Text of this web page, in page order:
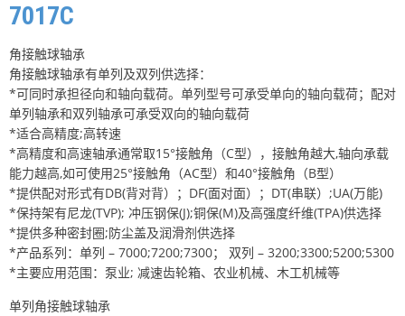
7017C
角接触球轴承
角接触球轴承有单列及双列供选择：
*可同时承担径向和轴向载荷。单列型号可承受单向的轴向载荷；配对
单列轴承和双列轴承可承受双向的轴向载荷
*适合高精度;高转速
*高精度和高速轴承通常取15°接触角（C型），接触角越大,轴向承载
能力越高,如可使用25°接触角（AC型）和40°接触角（B型）
*提供配对形式有DB(背对背）；DF(面对面）；DT(串联）;UA(万能)
*保持架有尼龙(TVP); 冲压钢保(J);铜保(M)及高强度纤维(TPA)供选择
*提供多种密封圈;防尘盖及润滑剂供选择
*产品系列：单列 – 7000;7200;7300； 双列 – 3200;3300;5200;5300
*主要应用范围：泵业; 减速齿轮箱、农业机械、木工机械等
单列角接触球轴承